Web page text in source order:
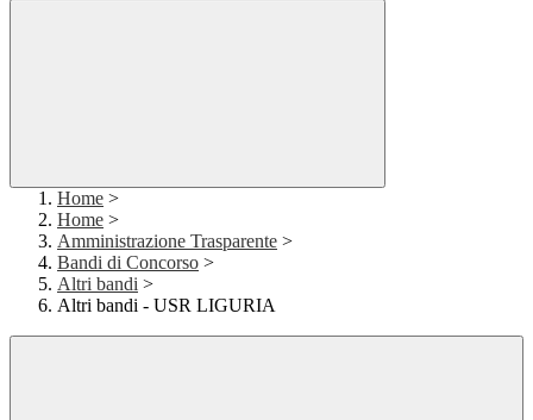
Home >
Home >
Amministrazione Trasparente >
Bandi di Concorso >
Altri bandi >
Altri bandi - USR LIGURIA